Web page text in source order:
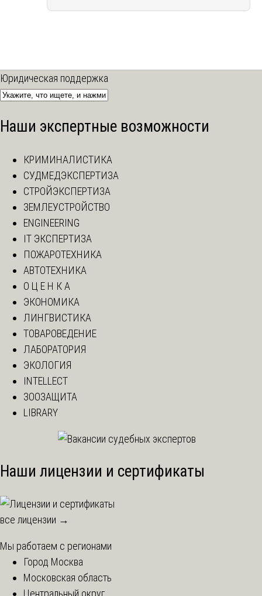
Юридическая поддержка
Наши экспертные возможности
КРИМИНАЛИСТИКА
СУДМЕДЭКСПЕРТИЗА
СТРОЙЭКСПЕРТИЗА
ЗЕМЛЕУСТРОЙСТВО
ENGINEERING
IT ЭКСПЕРТИЗА
ПОЖАРОТЕХНИКА
АВТОТЕХНИКА
О Ц Е Н К А
ЭКОНОМИКА
ЛИНГВИСТИКА
ТОВАРОВЕДЕНИЕ
ЛАБОРАТОРИЯ
ЭКОЛОГИЯ
INTELLECT
ЗООЗАЩИТА
LIBRARY
Наши лицензии и сертификаты
все лицензии →
Мы работаем с регионами
Город Москва
Московская область